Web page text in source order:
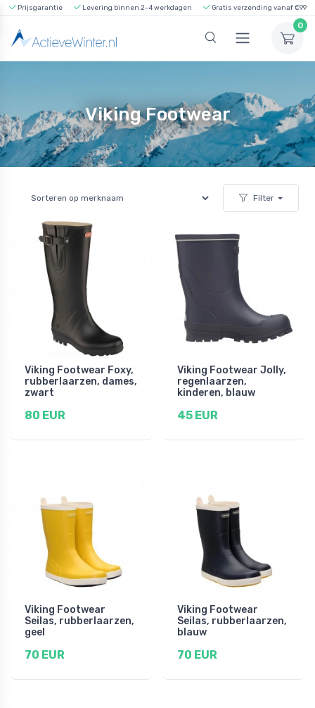
Prijsgarantie Levering binnen 2-4 werkdagen Gratis verzending vanaf €99
0
Viking Footwear
Filter
Viking Footwear Foxy,
rubberlaarzen, dames,
zwart
80 EUR
Viking Footwear Jolly,
regenlaarzen,
kinderen, blauw
45 EUR
Viking Footwear
Seilas, rubberlaarzen,
geel
70 EUR
Viking Footwear
Seilas, rubberlaarzen,
blauw
70 EUR